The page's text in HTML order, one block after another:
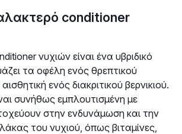
conditioner
νυχιών είναι ένα υβριδικό
τα οφέλη ενός θρεπτικού
ενός διακριτικού βερνικιού.
συνήθως εμπλουτισμένη με
στην ενδυνάμωση και την
του νυχιού, όπως βιταμίνες,